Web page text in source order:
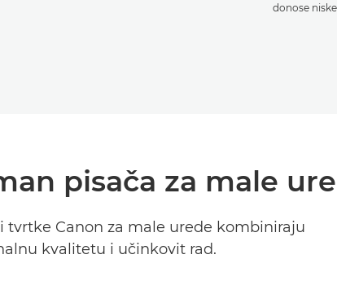
donose
pisača za male
tvrtke Canon za male urede kombiniraju
kvalitetu i učinkovit rad.